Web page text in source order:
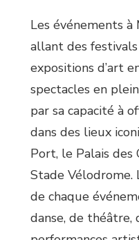
Les événements à
allant des
expositions d’art
spectacles en
par sa capacité à
dans des lieux
Port, le Palais des
Stade Vélodrome.
de chaque
danse, de théâtre,